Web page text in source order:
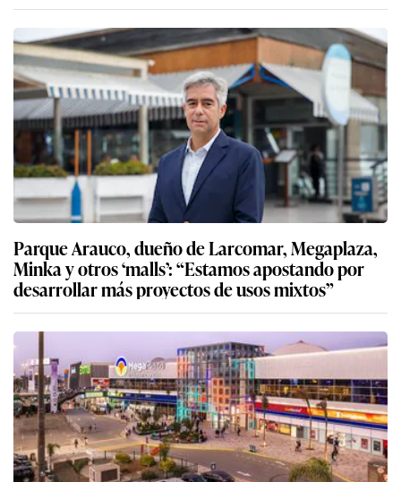
Parque Arauco, dueño de Larcomar, Megaplaza,
Minka y otros ‘malls’: “Estamos apostando por
desarrollar más proyectos de usos mixtos”